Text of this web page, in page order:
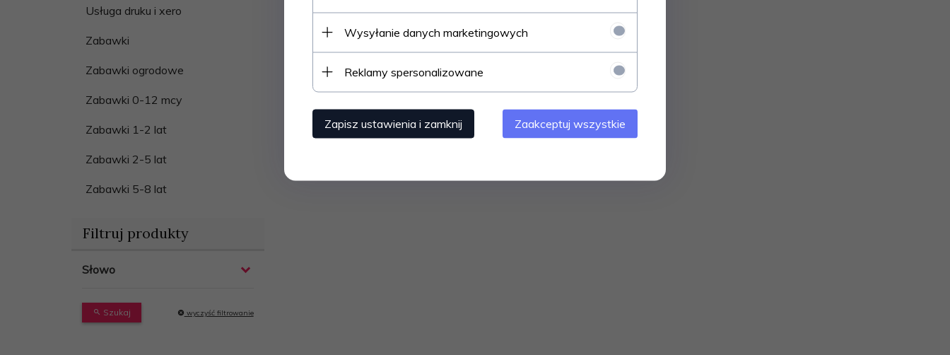
Usługa druku i xero
Zabawki
Zabawki ogrodowe
Zabawki 0-12 mcy
Zabawki 1-2 lat
Zabawki 2-5 lat
Zabawki 5-8 lat
Filtruj produkty
Słowo
Szukaj wyczyść filtrowanie
Wysyłanie danych marketingowych
Reklamy spersonalizowane
Zapisz ustawienia i zamknij Zaakceptuj wszystkie